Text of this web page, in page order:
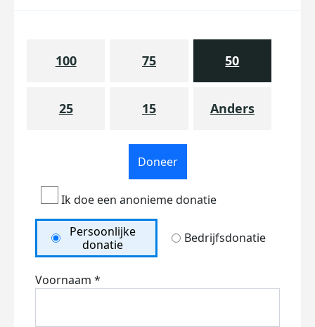
100 75 50
25 15 Anders
Doneer
Ik doe een anonieme donatie
Persoonlijke
donatie
Bedrijfsdonatie
Voornaam *